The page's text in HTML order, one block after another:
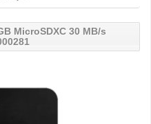
MicroSDXC 30 MB/s